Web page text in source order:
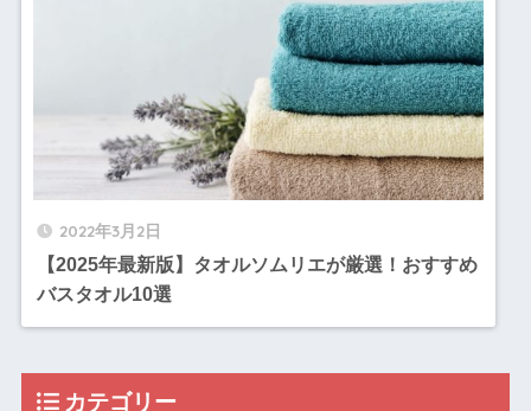
2022年3月2日
【2025年最新版】タオルソムリエが厳選！おすすめ
バスタオル10選
カテゴリー